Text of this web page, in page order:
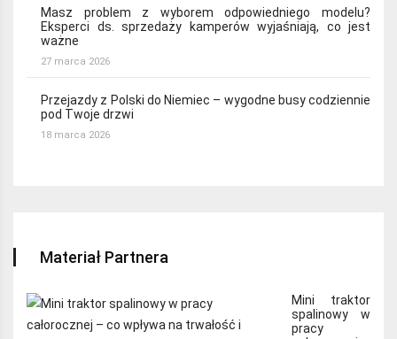
Masz problem z wyborem odpowiedniego modelu?
Eksperci ds. sprzedaży kamperów wyjaśniają, co jest
ważne
27 marca 2026
Przejazdy z Polski do Niemiec – wygodne busy codziennie
pod Twoje drzwi
18 marca 2026
Materiał Partnera
Mini traktor
spalinowy w
pracy